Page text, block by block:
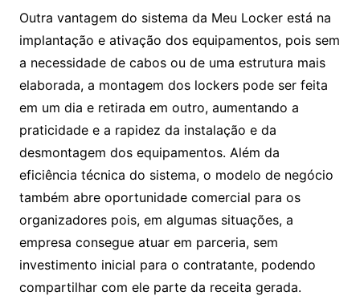
Outra vantagem do sistema da Meu Locker está na
implantação e ativação dos equipamentos, pois sem
a necessidade de cabos ou de uma estrutura mais
elaborada, a montagem dos lockers pode ser feita
em um dia e retirada em outro, aumentando a
praticidade e a rapidez da instalação e da
desmontagem dos equipamentos. Além da
eficiência técnica do sistema, o modelo de negócio
também abre oportunidade comercial para os
organizadores pois, em algumas situações, a
empresa consegue atuar em parceria, sem
investimento inicial para o contratante, podendo
compartilhar com ele parte da receita gerada.